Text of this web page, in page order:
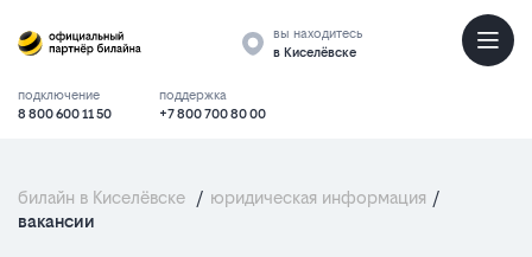
вы находитесь
в Киселёвске
подключение
8 800 600 11 50
поддержка
+7 800 700 80 00
билайн в Киселёвске / юридическая информация /
вакансии